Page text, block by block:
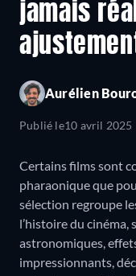
jamais
Aurélien
Publié le10 avril 2025
Certains films sont
pharaonique que
sélection regroupe
l’histoire du cinéma,
astronomiques,
impressionnants,